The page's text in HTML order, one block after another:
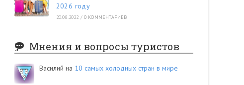
2026 году
20.08.2022 / 0 КОММЕНТАРИЕВ
Мнения и вопросы туристов
Василий на 10 самых холодных стран в мире